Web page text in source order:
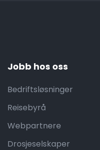
Jobb hos oss
Bedriftsløsninger
Reisebyrå
Webpartnere
Drosjeselskaper